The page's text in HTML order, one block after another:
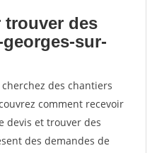
des
sur-
des chantiers
comment recevoir
devis et trouver des
des demandes de